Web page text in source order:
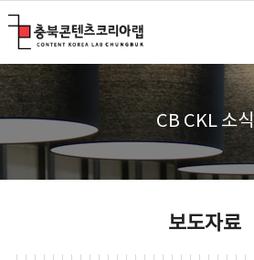
CB CKL 소식
보도자료